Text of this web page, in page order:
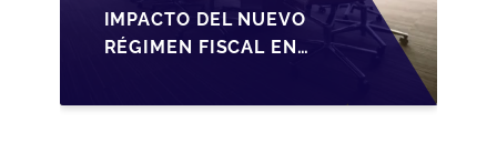
IMPACTO DEL NUEVO
RÉGIMEN FISCAL EN
PYMES EN ESPAÑA